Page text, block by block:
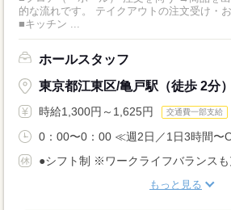
的な流れです。 テイクアウトの注文受け・
■キッチン ...
ホールスタッフ
東京都江東区/亀戸駅（徒歩 2分）
時給1,300円～1,625円 交通費一部支給
0：00〜0：00 ≪週2日／1日3時間〜
●シフト制 ※ワークライフバランスも
もっと見る